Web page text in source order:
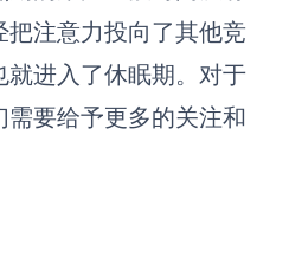
注意力投向了其他竞
就进入了休眠期。对于
要给予更多的关注和